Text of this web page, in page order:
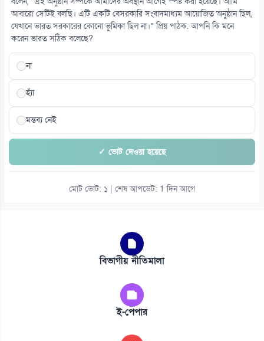
আবারো সেটিই বলছি। এটি একটি বেসরকারি সংবাদমাধ্যম আয়োজিত অনুষ্ঠান ছিল,
যেখানে ভারত সরকারের কোনো ভূমিকা ছিল না।” প্রিয় পাঠক. আপনি কি মনে
করেন ভারত সঠিক বলেছে?
না
হ্যাঁ
মন্তব্য নেই
✓ ভোট দেওয়া হয়েছে
মোট ভোট: ১ | শেষ আপডেট: 1 দিন আগে
বিভাগীয় নীতিমালা
ই-পেপার